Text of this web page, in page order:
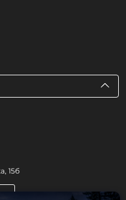
15б